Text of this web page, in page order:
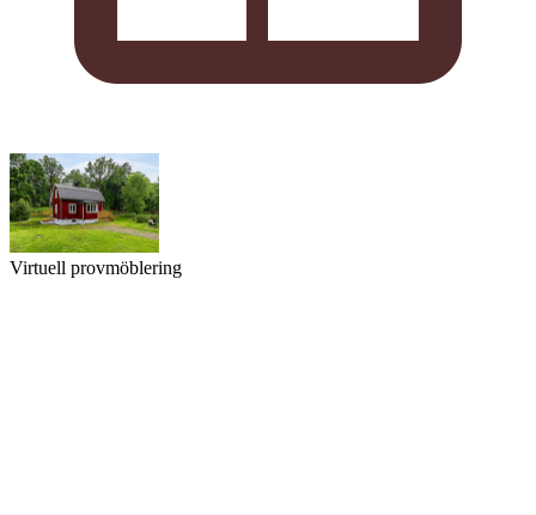
Virtuell provmöblering